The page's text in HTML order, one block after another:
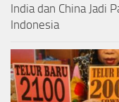
India dan China Jadi
Indonesia